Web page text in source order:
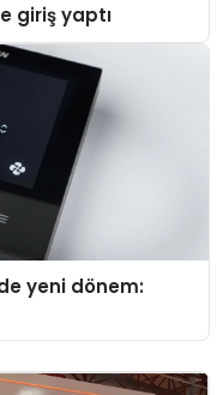
giriş yaptı
yeni dönem: